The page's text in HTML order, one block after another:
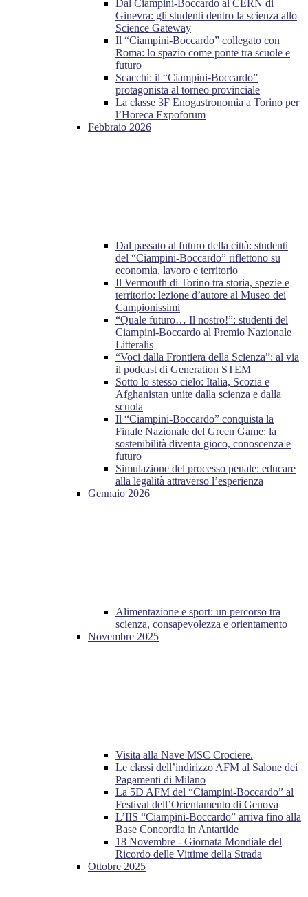
Dal Ciampini-Boccardo al CERN di
Ginevra: gli studenti dentro la scienza allo
Science Gateway
Il “Ciampini-Boccardo” collegato con
Roma: lo spazio come ponte tra scuole e
futuro
Scacchi: il “Ciampini-Boccardo”
protagonista al torneo provinciale
La classe 3F Enogastronomia a Torino per
l’Horeca Expoforum
Febbraio 2026
Dal passato al futuro della città: studenti
del “Ciampini-Boccardo” riflettono su
economia, lavoro e territorio
Il Vermouth di Torino tra storia, spezie e
territorio: lezione d’autore al Museo dei
Campionissimi
“Quale futuro… Il nostro!”: studenti del
Ciampini-Boccardo al Premio Nazionale
Litteralis
“Voci dalla Frontiera della Scienza”: al via
il podcast di Generation STEM
Sotto lo stesso cielo: Italia, Scozia e
Afghanistan unite dalla scienza e dalla
scuola
Il “Ciampini-Boccardo” conquista la
Finale Nazionale del Green Game: la
sostenibilità diventa gioco, conoscenza e
futuro
Simulazione del processo penale: educare
alla legalità attraverso l’esperienza
Gennaio 2026
Alimentazione e sport: un percorso tra
scienza, consapevolezza e orientamento
Novembre 2025
Visita alla Nave MSC Crociere.
Le classi dell’indirizzo AFM al Salone dei
Pagamenti di Milano
La 5D AFM del “Ciampini-Boccardo” al
Festival dell’Orientamento di Genova
L’IIS “Ciampini-Boccardo” arriva fino alla
Base Concordia in Antartide
18 Novembre - Giornata Mondiale del
Ricordo delle Vittime della Strada
Ottobre 2025